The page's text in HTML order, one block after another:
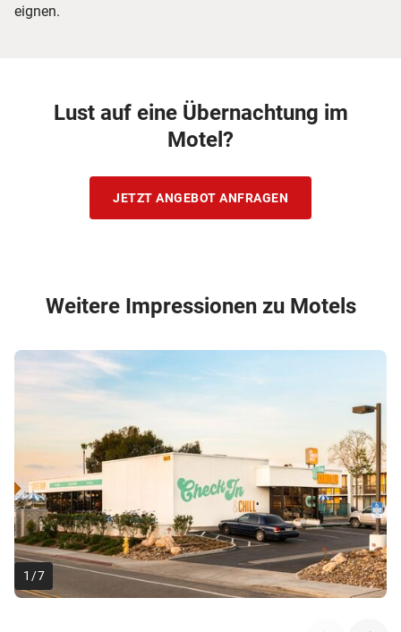
eignen.
Lust auf eine Übernachtung im
Motel?
JETZT ANGEBOT ANFRAGEN
Weitere Impressionen zu Motels
1 /7